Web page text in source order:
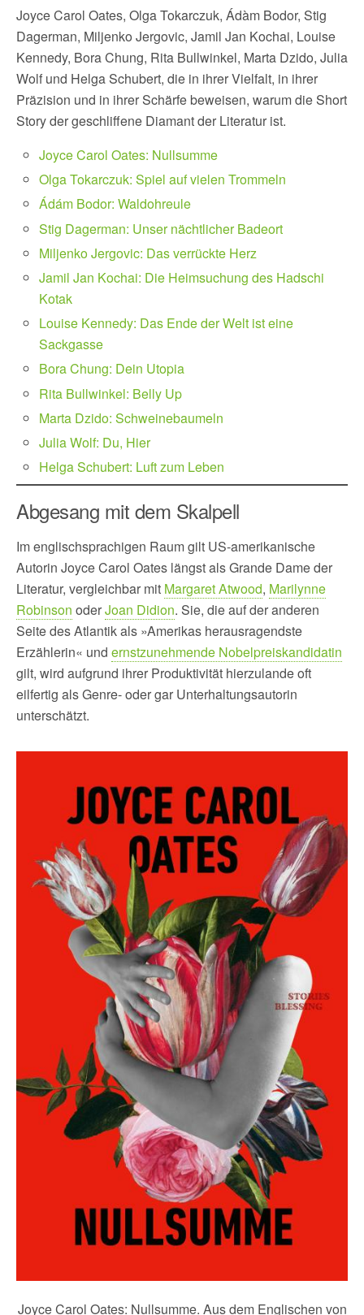
Joyce Carol Oates, Olga Tokarczuk, Ádàm Bodor, Stig
Dagerman, Miljenko Jergovic, Jamil Jan Kochai, Louise
Kennedy, Bora Chung, Rita Bullwinkel, Marta Dzido, Julia
Wolf und Helga Schubert, die in ihrer Vielfalt, in ihrer
Präzision und in ihrer Schärfe beweisen, warum die Short
Story der geschliffene Diamant der Literatur ist.
Joyce Carol Oates: Nullsumme
Olga Tokarczuk: Spiel auf vielen Trommeln
Ádám Bodor: Waldohreule
Stig Dagerman: Unser nächtlicher Badeort
Miljenko Jergovic: Das verrückte Herz
Jamil Jan Kochai: Die Heimsuchung des Hadschi
Kotak
Louise Kennedy: Das Ende der Welt ist eine
Sackgasse
Bora Chung: Dein Utopia
Rita Bullwinkel: Belly Up
Marta Dzido: Schweinebaumeln
Julia Wolf: Du, Hier
Helga Schubert: Luft zum Leben
Abgesang mit dem Skalpell
Im englischsprachigen Raum gilt US-amerikanische
Autorin Joyce Carol Oates längst als Grande Dame der
Literatur, vergleichbar mit Margaret Atwood, Marilynne
Robinson oderJoan Didion. Sie, die auf der anderen
Seite des Atlantik als »Amerikas herausragendste
Erzählerin« und ernstzunehmende Nobelpreiskandidatin
gilt, wird aufgrund ihrer Produktivität hierzulande oft
eilfertig als Genre- oder gar Unterhaltungsautorin
unterschätzt.
Joyce Carol Oates: Nullsumme. Aus dem Englischen von